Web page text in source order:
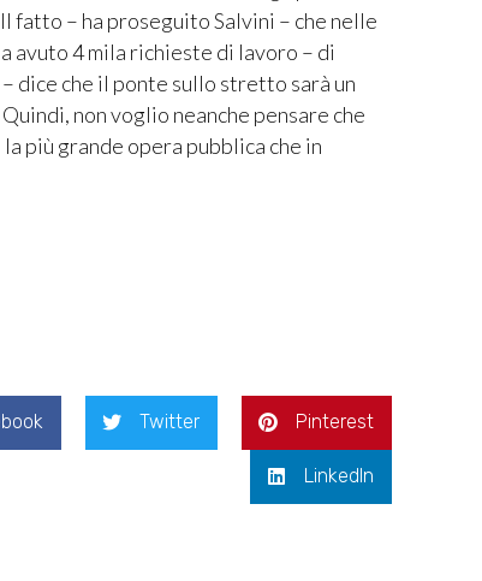
fatto – ha proseguito Salvini – che nelle
avuto 4 mila richieste di lavoro – di
dice che il ponte sullo stretto sarà un
non voglio neanche pensare che
più grande opera pubblica che in
Twitter Pinterest
LinkedIn